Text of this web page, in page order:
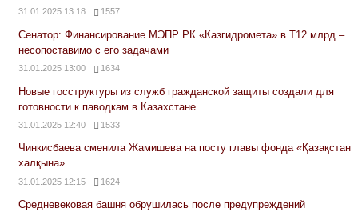
31.01.2025 13:18 1557
Сенатор: Финансирование МЭПР РК «Казгидромета» в Т12 млрд –
несопоставимо с его задачами
31.01.2025 13:00 1634
Новые госструктуры из служб гражданской защиты создали для
готовности к паводкам в Казахстане
31.01.2025 12:40 1533
Чинкисбаева сменила Жамишева на посту главы фонда «Қазақстан
халқына»
31.01.2025 12:15 1624
Средневековая башня обрушилась после предупреждений